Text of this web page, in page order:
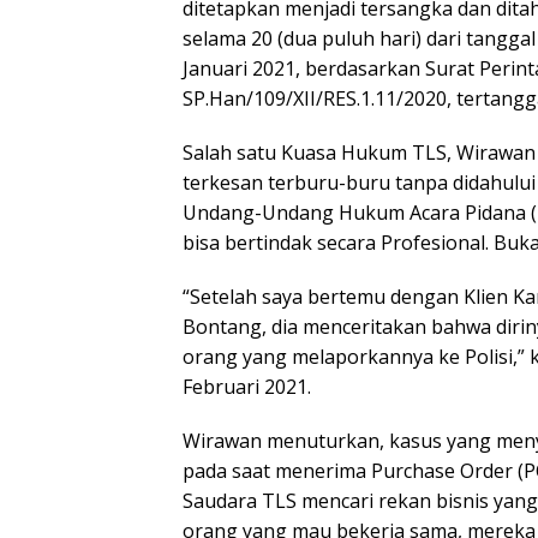
ditetapkan menjadi tersangka dan
selama 20 (dua puluh hari) dari
Januari 2021, berdasarkan Surat
SP.Han/109/XII/RES.1.11/2020,
Salah satu Kuasa Hukum TLS,
terkesan terburu-buru tanpa
Undang-Undang Hukum Acara Pidana
bisa bertindak secara Profesional.
“Setelah saya bertemu dengan Klien
Bontang, dia menceritakan bahwa
orang yang melaporkannya ke Polisi,”
Februari 2021.
Wirawan menuturkan, kasus yang
pada saat menerima Purchase Order
Saudara TLS mencari rekan bisnis
orang yang mau bekerja sama,